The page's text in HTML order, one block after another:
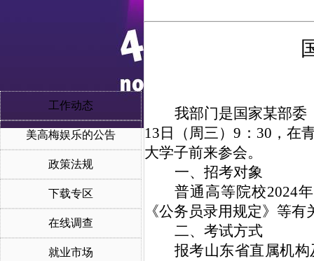
工作动态
美高梅娱乐的公告
政策法规
下载专区
在线调查
就业市场
我部门是国家某部委
13日（周三）9：30，在
大学子前来参会。
一、招考对象
普通高等院校2024
《公务员录用规定》等有
二、考试方式
报考山东省直属机